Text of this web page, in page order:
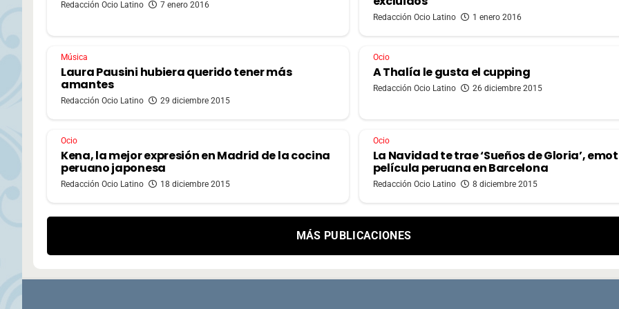
Redacción Ocio Latino 7 enero 2016
Redacción Ocio Latino 1 enero 2016
Música
Laura Pausini hubiera querido tener más
amantes
Redacción Ocio Latino 29 diciembre 2015
Ocio
A Thalía le gusta el cupping
Redacción Ocio Latino 26 diciembre 2015
Ocio
Kena, la mejor expresión en Madrid de la cocina
peruano japonesa
Redacción Ocio Latino 18 diciembre 2015
Ocio
La Navidad te trae ‘Sueños de Gloria’,
película peruana en Barcelona
Redacción Ocio Latino 8 diciembre 2015
MÁS PUBLICACIONES